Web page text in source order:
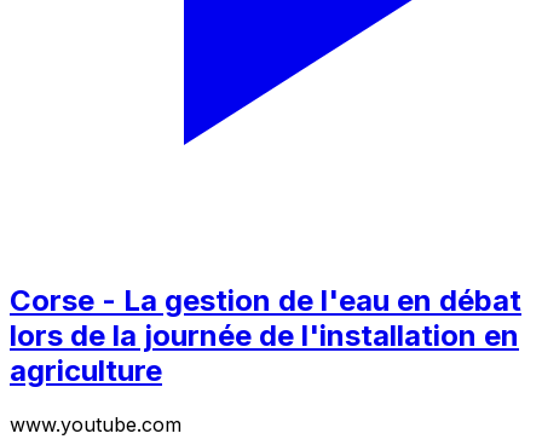
Corse - La gestion de l'eau en débat
lors de la journée de l'installation en
agriculture
www.youtube.com